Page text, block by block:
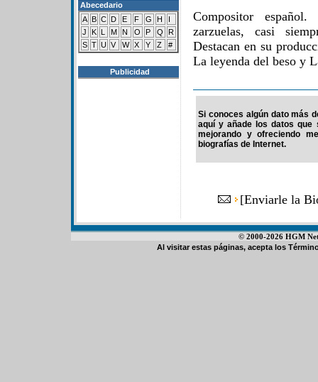
Abecedario
A B C D E F G H
I
J
K L M N O P Q
R
S T U V W X Y Z #
Publicidad
Compositor
zarzuelas, casi
Destacan en su
La leyenda del beso y
Si conoces algún dato más
aquí y añade los datos que
mejorando y ofreciendo
biografías de Internet.
[Enviarle la
© 2000-2026 HGM
Al visitar estas páginas, acepta los